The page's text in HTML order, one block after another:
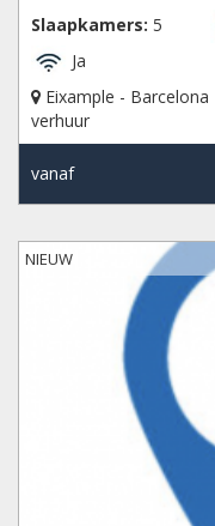
Slaapkamers: 5
Ja
Eixample - Barcelona
verhuur
vanaf
NIEUW